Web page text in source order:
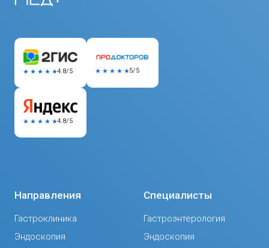
Направления
Гастроклиника
Эндоскопия
Специалисты
Гастроэнтерология
Эндоскопия
4.8/5 5/5
4.8/5